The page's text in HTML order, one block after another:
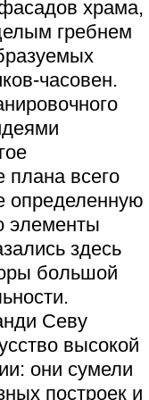
храма,
гребнем
часовен.
плана всего
определенную
элементы
здесь
большой
Севу
высокой
они сумели
построек и